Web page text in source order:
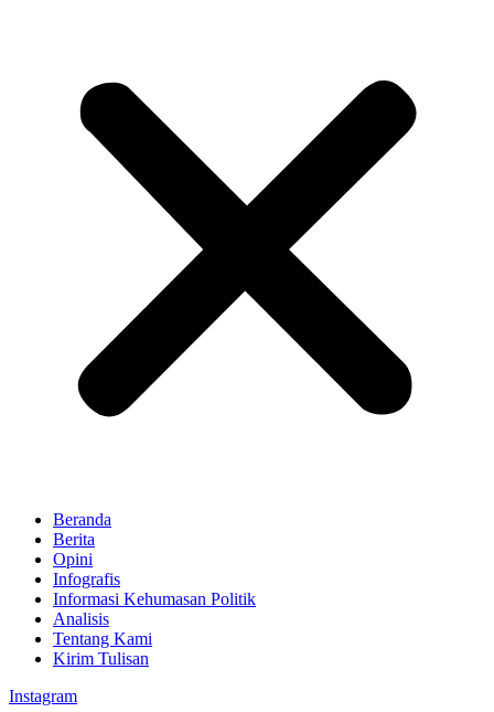
Beranda
Berita
Opini
Infografis
Informasi Kehumasan Politik
Analisis
Tentang Kami
Kirim Tulisan
Instagram